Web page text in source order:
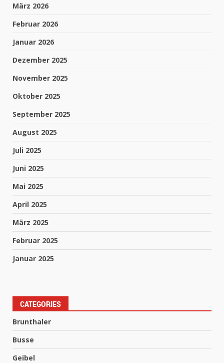
März 2026
Februar 2026
Januar 2026
Dezember 2025
November 2025
Oktober 2025
September 2025
August 2025
Juli 2025
Juni 2025
Mai 2025
April 2025
März 2025
Februar 2025
Januar 2025
CATEGORIES
Brunthaler
Busse
Geibel